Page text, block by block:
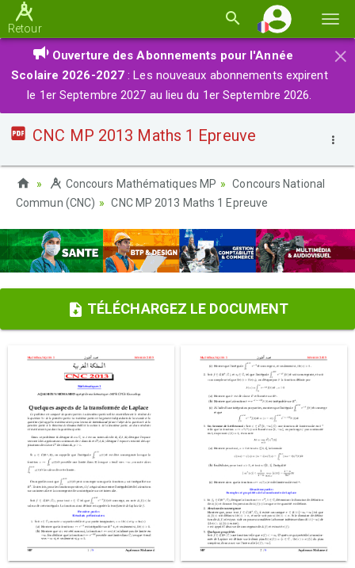
la
Retour
×
Ouverture des Abonnements pour l'Année
Scolaire 2026-2027 : Les nouveaux abonnements expirent
le 1er Septembre 2027 au lieu du 1er Septembre 2026.
CNC MP 2013 Maths 1 Epreuve
Concours Mathématiques MP
Concours National
Commun (CNC)
CNC MP 2013 Maths 1 Epreuve
TÉLÉCHARGEZ LE DOCUMENT